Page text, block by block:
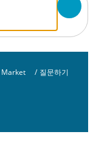
/ 질문하기